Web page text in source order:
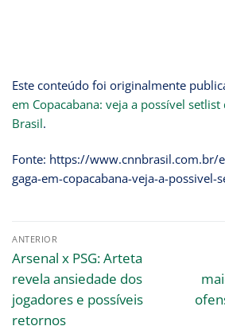
Este conteúdo foi originalmente
em Copacabana: veja a possível
Brasil.
Fonte: https://www.cnnbrasil.com.br/
gaga-em-copacabana-veja-a-possivel-
ANTERIOR
Arsenal x PSG: Arteta
revela ansiedade dos
jogadores e possíveis
retornos